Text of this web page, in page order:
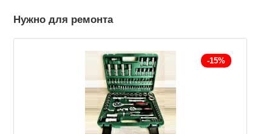
Нужно для ремонта
-15%